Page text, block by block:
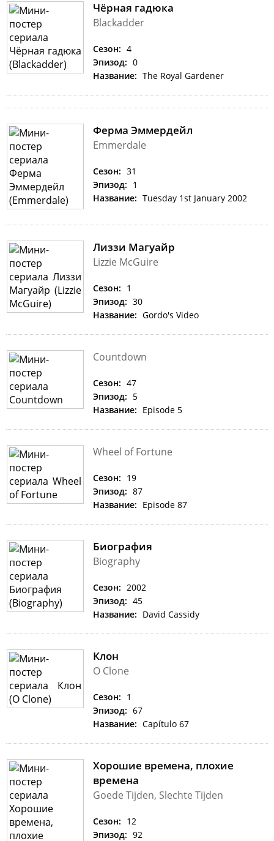
Чёрная гадюка
Blackadder
Сезон: 4
Эпизод: 0
Название: The Royal Gardener
Ферма Эммердейл
Emmerdale
Сезон: 31
Эпизод: 1
Название: Tuesday 1st January 2002
Лиззи Магуайр
Lizzie McGuire
Сезон: 1
Эпизод: 30
Название: Gordo's Video
Countdown
Сезон: 47
Эпизод: 5
Название: Episode 5
Wheel of Fortune
Сезон: 19
Эпизод: 87
Название: Episode 87
Биография
Biography
Сезон: 2002
Эпизод: 45
Название: David Cassidy
Клон
O Clone
Сезон: 1
Эпизод: 67
Название: Capítulo 67
Хорошие времена, плохие
времена
Goede Tijden, Slechte Tijden
Сезон: 12
Эпизод: 92